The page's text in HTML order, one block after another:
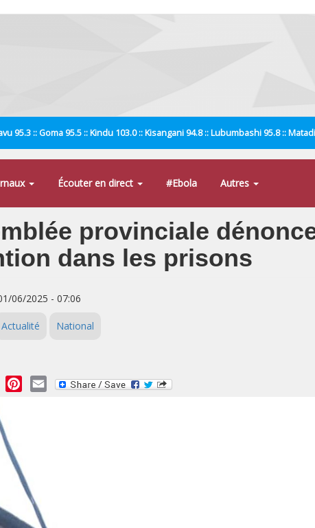
95.3 :: Goma 95.5 :: Kindu 103.0 :: Kisangani 94.8 :: Lubumbashi 95.8 ::
Écouter en direct #Ebola Autres
provinciale
dans les prisons
06/2025 - 07:06
Actualité National
MessagePinterest
Email